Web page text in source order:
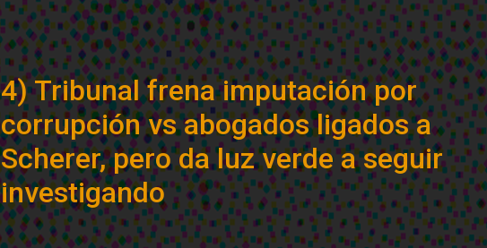
4) Tribunal frena imputación por
corrupción vs abogados ligados a
Scherer, pero da luz verde a seguir
investigando